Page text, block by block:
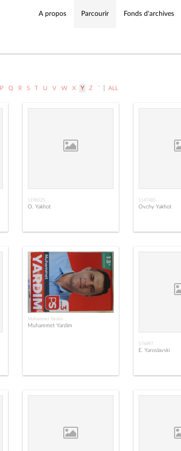
A propos Parcourir Fonds d'archives
P Q R S T U V W X Y Z ¨ ALL
1198225
O. Yakhot
1147485
Ovchy Yakhot
Muhammet Yardim
Muhammet Yardim
576897
E. Yaroslavski